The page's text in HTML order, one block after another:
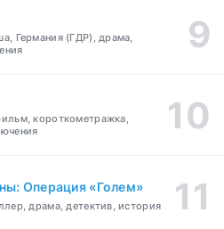
Германия (ГДР), драма,
короткометражка,
Операция «Голем»
драма, детектив, история